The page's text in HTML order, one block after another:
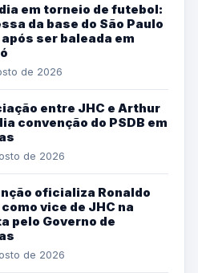
em torneio de futebol:
da base do São Paulo
ser baleada em
de 2026
entre JHC e Arthur
convenção do PSDB em
de 2026
oficializa Ronaldo
vice de JHC na
pelo Governo de
de 2026